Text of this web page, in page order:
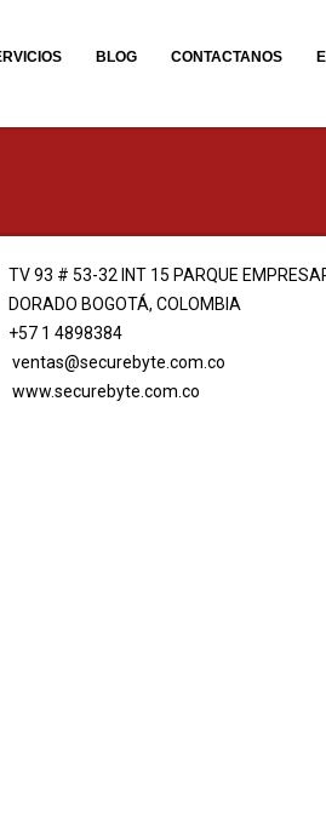
BLOG CONTACTANOS
TV 93 # 53-32 INT 15 PARQUE
DORADO BOGOTÁ, COLOMBIA
+57 1 4898384
ventas@securebyte.com.co
www.securebyte.com.co